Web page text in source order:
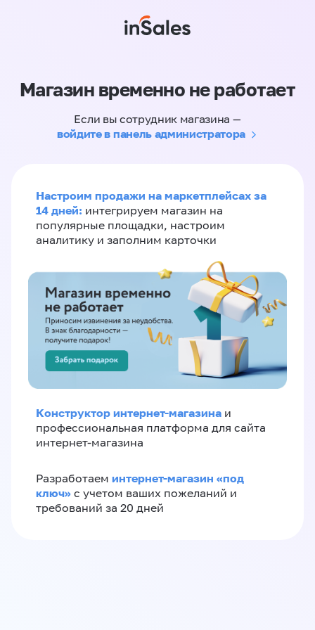
Магазин временно не работает
Если вы сотрудник магазина —
войдите в панель администратора
Настроим продажи на маркетплейсах за
14 дней: интегрируем магазин на
популярные площадки, настроим
аналитику и заполним карточки
Конструктор интернет-магазина и
профессиональная платформа для сайта
интернет-магазина
Разработаем интернет-магазин «‎под
ключ»‎ с учетом ваших пожеланий и
требований за 20 дней